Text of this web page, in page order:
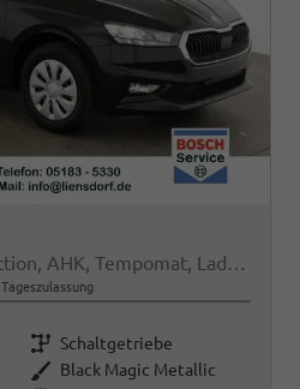
Selection 1.0 TSI Selection, AHK, Tempomat, Ladeboden, Park, Winterpaket, SmartLink, 4-J Garantie
Getriebe Schaltgetriebe
Außenfarbe Black Magic Metallic